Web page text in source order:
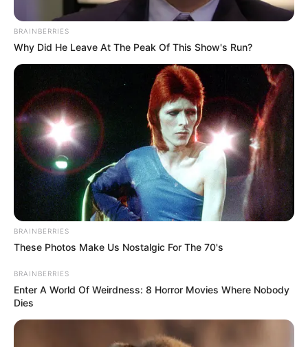
Posted
in
Friss hírek
Muri Enikő keményen beszólt
Magyar Péternek a miskolci
Háborúellenes Gyűlésen
bySzerző • February 25, 2026
BRAINBERRIES
Why Did He Leave At The Peak Of This Show's Run?
BRAINBERRIES
These Photos Make Us Nostalgic For The 70's
BRAINBERRIES
Enter A World Of Weirdness: 8 Horror Movies Where Nobody
Dies